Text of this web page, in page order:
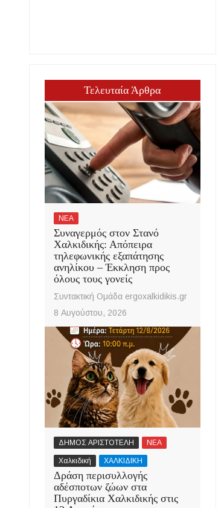
Τελευταία Άρθρα
ΝΕΑ
Συναγερμός στον Στανό
Χαλκιδικής: Απόπειρα
τηλεφωνικής εξαπάτησης
ανηλίκου – Έκκληση προς
όλους τους γονείς
Συντακτική Ομάδα ergoxalkidikis.gr
8 Αυγούστου, 2026
ΔΗΜΟΣ ΑΡΙΣΤΟΤΕΛΗ ΝΕΑ
Χαλκιδική ΧΑΛΚΙΔΙΚΗ
Δράση περισυλλογής
αδέσποτων ζώων στα
Πυργαδίκια Χαλκιδικής στις